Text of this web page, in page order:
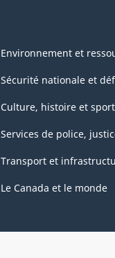
Environnement et
Sécurité nationale et
Culture, histoire et sport
Services de police,
Transport et
Le Canada et le monde